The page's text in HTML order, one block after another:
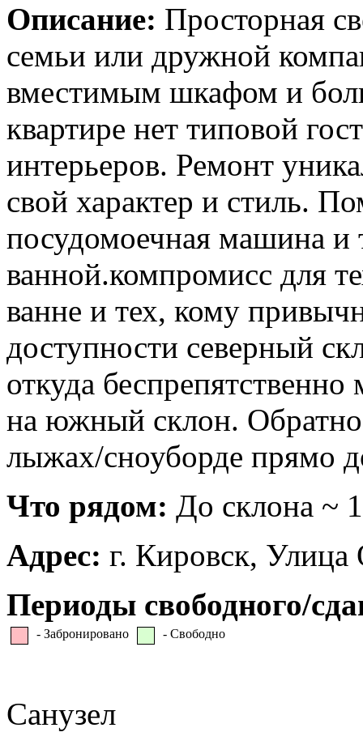
Описание: Просторная
семьи или дружной
вместимым шкафом и
квартире нет типовой
интерьеров. Ремонт
свой характер и стиль.
посудомоечная машина и
ванной.компромисс для
ванне и тех, кому
доступности северный
откуда
на южный склон. Обратно
лыжах/сноуборде прямо
Что рядом: До склона ~
Адрес: г. Кировск,
Периоды свободного/
- Забронировано - Свободно
Санузел